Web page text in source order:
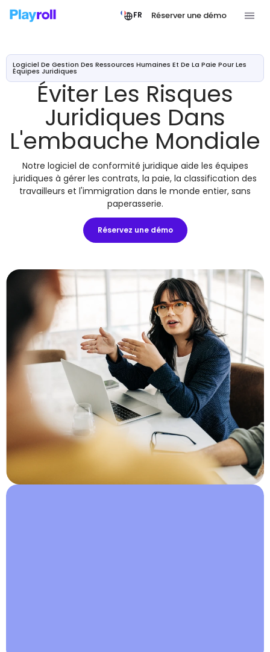
FR Réserver une démo
Logiciel De Gestion Des Ressources Humaines Et De La Paie Pour Les
Équipes Juridiques
Éviter Les Risques
Juridiques Dans
L'embauche Mondiale
Notre logiciel de conformité juridique aide les équipes
juridiques à gérer les contrats, la paie, la classification des
travailleurs et l'immigration dans le monde entier, sans
paperasserie.
Réservez une démo